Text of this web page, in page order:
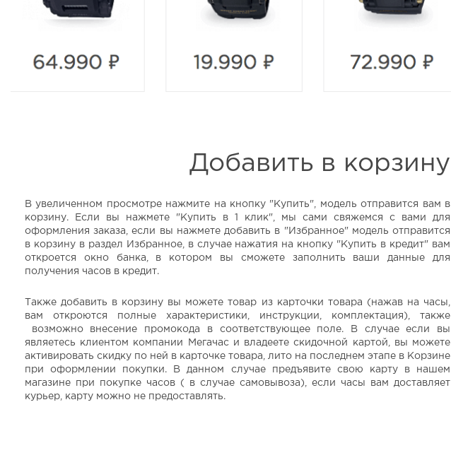
Добавить в корзину
В увеличенном просмотре нажмите на кнопку "Купить", модель отправится вам в
корзину. Если вы нажмете "Купить в 1 клик", мы сами свяжемся с вами для
оформления заказа, если вы нажмете добавить в "Избранное" модель отправится
в корзину в раздел Избранное, в случае нажатия на кнопку "Купить в кредит" вам
откроется окно банка, в котором вы сможете заполнить ваши данные для
получения часов в кредит.
Также добавить в корзину вы можете товар из карточки товара (нажав на часы,
вам откроются полные характеристики, инструкции, комплектация), также
возможно внесение промокода в соответствующее поле. В случае если вы
являетесь клиентом компании Мегачас и владеете скидочной картой, вы можете
активировать скидку по ней в карточке товара, лито на последнем этапе в Корзине
при оформлении покупки. В данном случае предъявите свою карту в нашем
магазине при покупке часов ( в случае самовывоза), если часы вам доставляет
курьер, карту можно не предоставлять.